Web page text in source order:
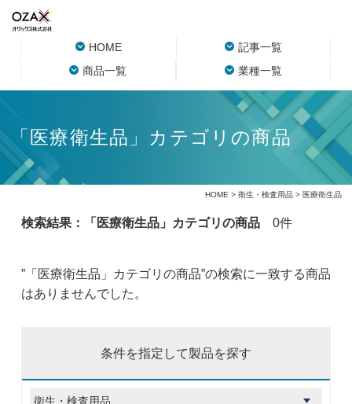
HOME
記事一覧
商品一覧
業種一覧
「医療衛生品」カテゴリの商品
HOME > 衛生・検査用品> 医療衛生品
検索結果：「医療衛生品」カテゴリの商品0件
”「医療衛生品」カテゴリの商品”の検索に一致する商品
はありませんでした。
条件を指定して製品を探す